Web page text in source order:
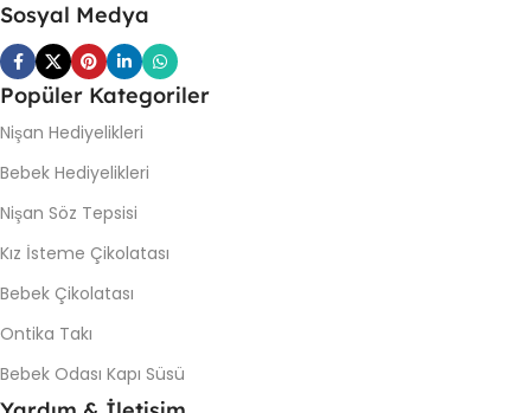
Sosyal Medya
Popüler Kategoriler
Nişan Hediyelikleri
Bebek Hediyelikleri
Nişan Söz Tepsisi
Kız İsteme Çikolatası
Bebek Çikolatası
Ontika Takı
Bebek Odası Kapı Süsü